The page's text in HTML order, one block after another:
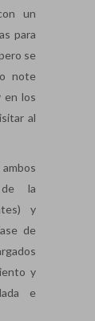
un
para
se
note
en los
al
de la
y
de
y
e